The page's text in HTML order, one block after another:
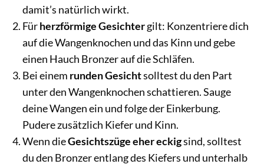
damit’s natürlich wirkt.
Fürherzförmige Gesichtergilt: Konzentriere dich
auf die Wangenknochen und das Kinn und gebe
einen Hauch Bronzer auf die Schläfen.
Bei einem runden Gesichtsolltest du den Part
unter den Wangenknochen schattieren. Sauge
deine Wangen ein und folge der Einkerbung.
Pudere zusätzlich Kiefer und Kinn.
Wenn dieGesichtszüge eher eckigsind, solltest
du den Bronzer entlang des Kiefers und unterhalb